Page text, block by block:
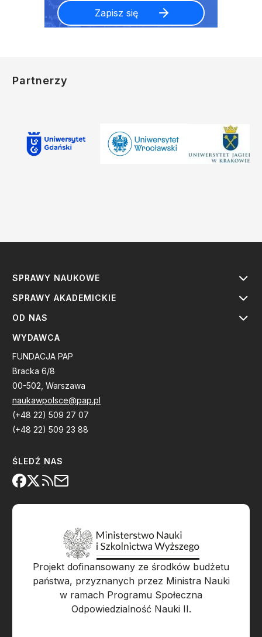
Partnerzy
SPRAWY NAUKOWE
SPRAWY AKADEMICKIE
OD NAS
WYDAWCA
FUNDACJA PAP
Bracka 6/8
00-502, Warszawa
naukawpolsce@pap.pl
(+48 22) 509 27 07
(+48 22) 509 23 88
ŚLEDŹ NAS
Projekt dofinansowany ze środków budżetu
państwa, przyznanych przez Ministra Nauki
w ramach Programu Społeczna
Odpowiedzialność Nauki II.